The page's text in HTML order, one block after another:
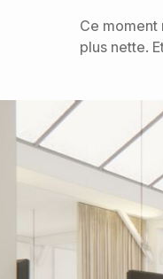
Ce moment
plus nette.